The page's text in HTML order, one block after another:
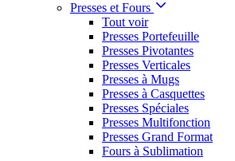
Presses et Fours
Tout voir
Presses Portefeuille
Presses Pivotantes
Presses Verticales
Presses à Mugs
Presses à Casquettes
Presses Spéciales
Presses Multifonction
Presses Grand Format
Fours à Sublimation